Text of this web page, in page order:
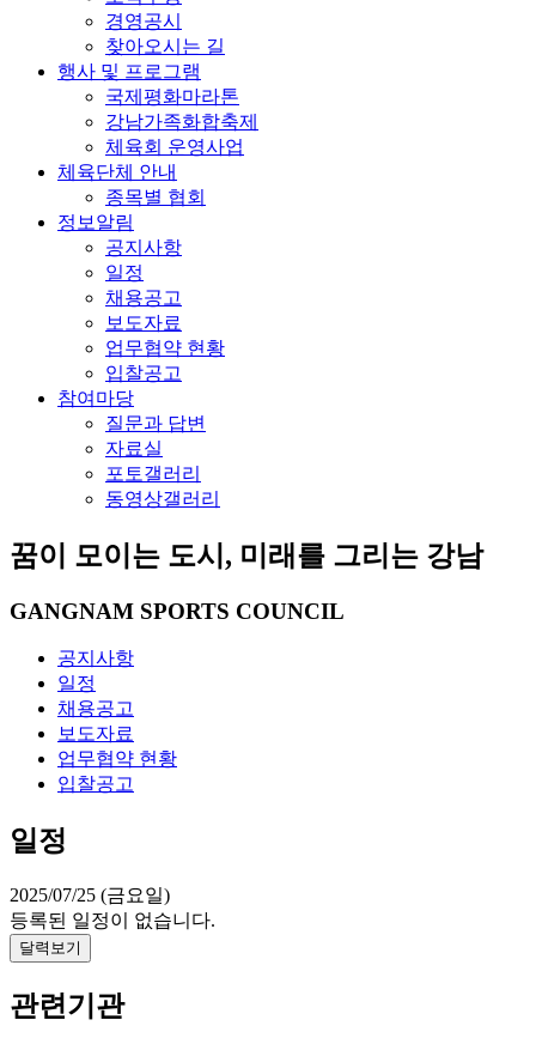
경영공시
찾아오시는 길
행사 및 프로그램
국제평화마라톤
강남가족화합축제
체육회 운영사업
체육단체 안내
종목별 협회
정보알림
공지사항
일정
채용공고
보도자료
업무협약 현황
입찰공고
참여마당
질문과 답변
자료실
포토갤러리
동영상갤러리
꿈이 모이는 도시, 미래를 그리는 강남
GANGNAM SPORTS COUNCIL
공지사항
일정
채용공고
보도자료
업무협약 현황
입찰공고
일정
2025/07/25 (금요일)
등록된 일정이 없습니다.
달력보기
관련기관